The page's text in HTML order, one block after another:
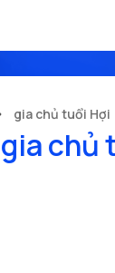
gia chủ tuổi Hợi
gia chủ